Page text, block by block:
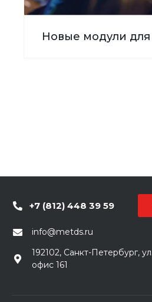
Новые модули для
+7 (812) 448 39 59
info@metds.ru
192102, Санкт-Петербург,
офис 161